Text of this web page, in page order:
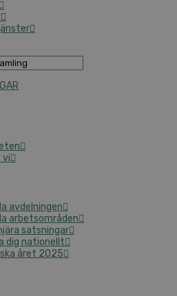
vi
avdelningen
arbetsområden
satsningar
dig nationellt
året 2025